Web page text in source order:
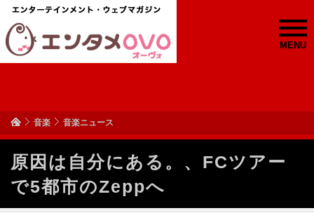
MENU
音楽 音楽ニュース
原因は自分にある。、FCツアー
で5都市のZeppへ